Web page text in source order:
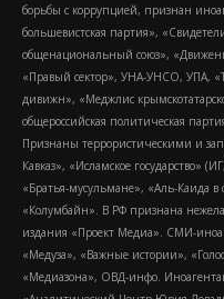
борьбы с коррупцией, признан
большевистская партия»,
общенациональный союз»,
«Правый сектор», УНА-УНСО, УПА,
дивижн», «Меджлис
общероссийская политическая
Признаны террористическими и
Кавказ», «Исламское государство»
«Братья-мусульмане», «Аль-Каида в
«Колумбайн». В РФ признана
издания «Проект Медиа». СМИ-
«Медуза», «Важные истории»,
«Медиазона», ОВД-инфо.